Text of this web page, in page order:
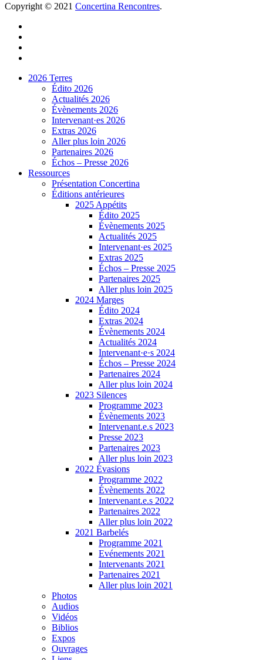
Copyright © 2021 Concertina Rencontres.
2026 Terres
Édito 2026
Actualités 2026
Évènements 2026
Intervenant·es 2026
Extras 2026
Aller plus loin 2026
Partenaires 2026
Échos – Presse 2026
Ressources
Présentation Concertina
Éditions antérieures
2025 Appétits
Édito 2025
Évènements 2025
Actualités 2025
Intervenant·es 2025
Extras 2025
Échos – Presse 2025
Partenaires 2025
Aller plus loin 2025
2024 Marges
Édito 2024
Extras 2024
Évènements 2024
Actualités 2024
Intervenant·e·s 2024
Échos – Presse 2024
Partenaires 2024
Aller plus loin 2024
2023 Silences
Programme 2023
Évènements 2023
Intervenant.e.s 2023
Presse 2023
Partenaires 2023
Aller plus loin 2023
2022 Évasions
Programme 2022
Évènements 2022
Intervenant.e.s 2022
Partenaires 2022
Aller plus loin 2022
2021 Barbelés
Programme 2021
Evénements 2021
Intervenants 2021
Partenaires 2021
Aller plus loin 2021
Photos
Audios
Vidéos
Biblios
Expos
Ouvrages